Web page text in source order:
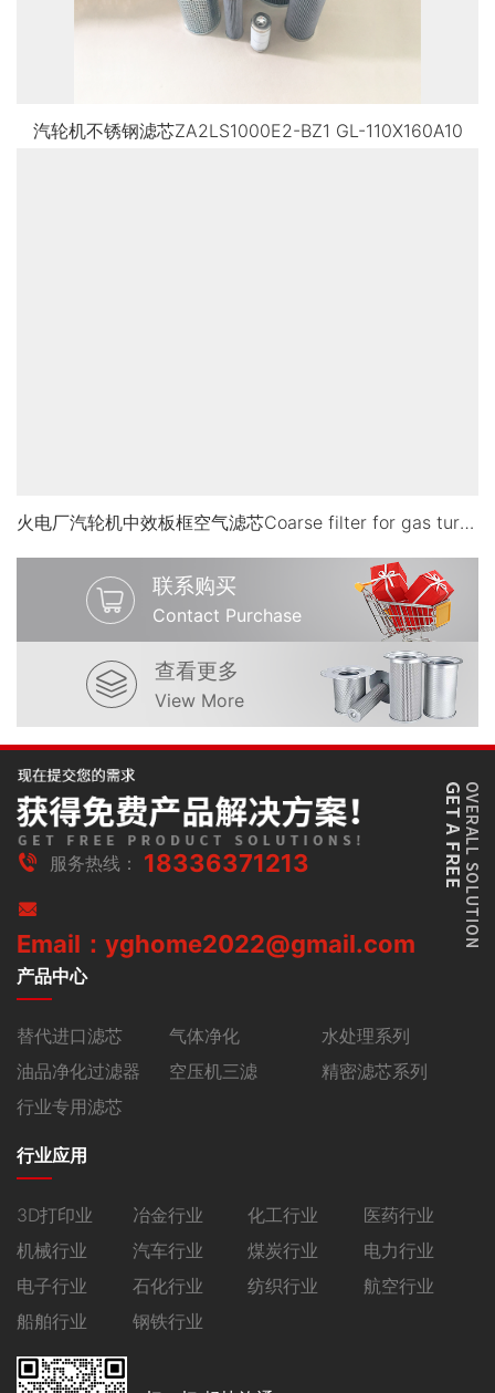
汽轮机不锈钢滤芯ZA2LS1000E2-BZ1 GL-110X160A10
火电厂汽轮机中效板框空气滤芯Coarse filter for gas turbineMGP-59459495-4K-SP-N
联系购买
Contact Purchase
查看更多
View More
服务热线： 18336371213
Email：yghome2022@gmail.com
产品中心
替代进口滤芯 气体净化
水处理系列
油品净化过滤器
空压机三滤
精密滤芯系列
行业专用滤芯
行业应用
3D打印业 冶金行业 化工行业
医药行业
机械行业
汽车行业 煤炭行业
电力行业
电子行业
石化行业 纺织行业
航空行业
船舶行业
钢铁行业